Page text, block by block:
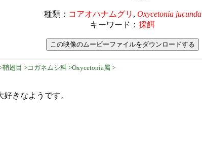
種類： コアオハナムグリ , Oxycetonia jucunda
キーワード： 採餌
翅目 >コガネムシ科 >Oxycetonia属 >
きなようです。